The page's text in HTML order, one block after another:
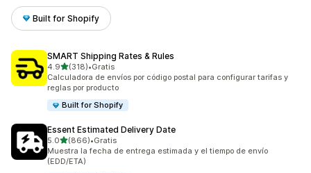
Built for Shopify
SMART Shipping Rates & Rules
4.9de 5 estrellas
(318)
318 reseñas en total
•Gratis
Calculadora de envíos por código postal para configurar tarifas y
reglas por producto
Built for Shopify
Essent Estimated Delivery Date
5.0de 5 estrellas
(866)
866 reseñas en total
•Gratis
Muestra la fecha de entrega estimada y el tiempo de envío
(EDD/ETA)